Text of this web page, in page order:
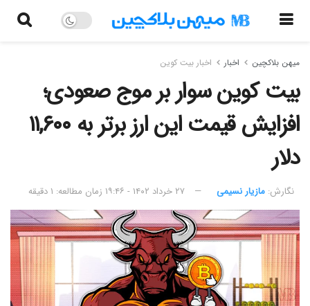
میهن بلاکچین اخبار اخبار بیت کوین
بیت کوین سوار بر موج صعودی؛
افزایش قیمت این ارز برتر به ۱۱,۶۰۰
دلار
نگارش:‌ مازیار نسیمی ۲۷ خرداد ۱۴۰۲ - ۱۹:۴۶ زمان مطالعه: ۱ دقیقه